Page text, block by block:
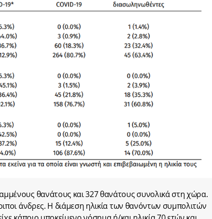
θανάτους και 327 θανάτους συνολικά στη χώρα.
άνδρες. Η διάμεση ηλικία των θανόντων συμπολιτών